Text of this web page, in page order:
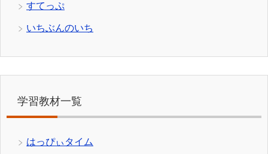
すてっぷ
いちぶんのいち
学習教材一覧
はっぴぃタイム